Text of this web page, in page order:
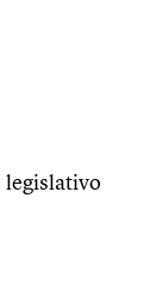
legislativo